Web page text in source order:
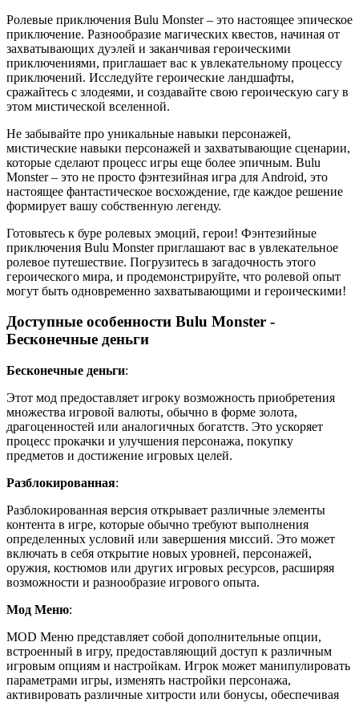
Ролевые приключения Bulu Monster – это настоящее эпическое
приключение. Разнообразие магических квестов, начиная от
захватывающих дуэлей и заканчивая героическими
приключениями, приглашает вас к увлекательному процессу
приключений. Исследуйте героические ландшафты,
сражайтесь с злодеями, и создавайте свою героическую сагу в
этом мистической вселенной.
Не забывайте про уникальные навыки персонажей,
мистические навыки персонажей и захватывающие сценарии,
которые сделают процесс игры еще более эпичным. Bulu
Monster – это не просто фэнтезийная игра для Android, это
настоящее фантастическое восхождение, где каждое решение
формирует вашу собственную легенду.
Готовьтесь к буре ролевых эмоций, герои! Фэнтезийные
приключения Bulu Monster приглашают вас в увлекательное
ролевое путешествие. Погрузитесь в загадочность этого
героического мира, и продемонстрируйте, что ролевой опыт
могут быть одновременно захватывающими и героическими!
Доступные особенности Bulu Monster -
Бесконечные деньги
Бесконечные деньги:
Этот мод предоставляет игроку возможность приобретения
множества игровой валюты, обычно в форме золота,
драгоценностей или аналогичных богатств. Это ускоряет
процесс прокачки и улучшения персонажа, покупку
предметов и достижение игровых целей.
Разблокированная:
Разблокированная версия открывает различные элементы
контента в игре, которые обычно требуют выполнения
определенных условий или завершения миссий. Это может
включать в себя открытие новых уровней, персонажей,
оружия, костюмов или других игровых ресурсов, расширяя
возможности и разнообразие игрового опыта.
Мод Меню:
MOD Меню представляет собой дополнительные опции,
встроенный в игру, предоставляющий доступ к различным
игровым опциям и настройкам. Игрок может манипулировать
параметрами игры, изменять настройки персонажа,
активировать различные хитрости или бонусы, обеспечивая